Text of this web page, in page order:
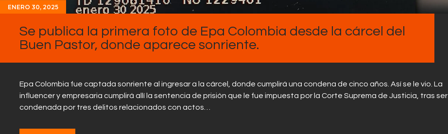
ENERO 30, 2025
Se publica la primera foto de Epa Colombia desde la cárcel del
Buen Pastor, donde aparece sonriente.
Epa Colombia fue captada sonriente al ingresar a la cárcel, donde cumplirá una condena de cinco años. Así se le vio. La
influencer y empresaria cumplirá allí la sentencia de prisión que le fue impuesta por la Corte Suprema de Justicia, tras ser
condenada por tres delitos relacionados con actos…